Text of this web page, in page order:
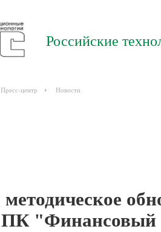
Российские
Пресс-центр Новости
ПК "Финансовый